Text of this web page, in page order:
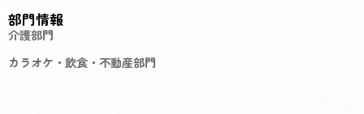
部門情報
介護部門
カラオケ・飲食・不動産部門